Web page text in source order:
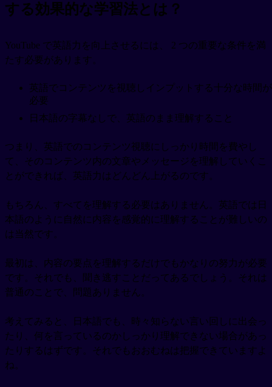
する効果的な学習法とは？
YouTube で英語力を向上させるには、 2 つの重要な条件を満
たす必要があります。
英語でコンテンツを視聴しインプットする十分な時間が
必要
日本語の字幕なしで、英語のまま理解すること
つまり、英語でのコンテンツ視聴にしっかり時間を費やし
て、そのコンテンツ内の文章やメッセージを理解していくこ
とができれば、英語力はどんどん上がるのです。
もちろん、すべてを理解する必要はありません。英語では日
本語のように自然に内容を感覚的に理解することが難しいの
は当然です。
最初は、内容の要点を理解するだけでもかなりの努力が必要
です。それでも、聞き逃すことだってあるでしょう。それは
普通のことで、問題ありません。
考えてみると、日本語でも、時々知らない言い回しに出会っ
たり、何を言っているのかしっかり理解できない場合があっ
たりするはずです。それでもおおむねは把握できていますよ
ね。